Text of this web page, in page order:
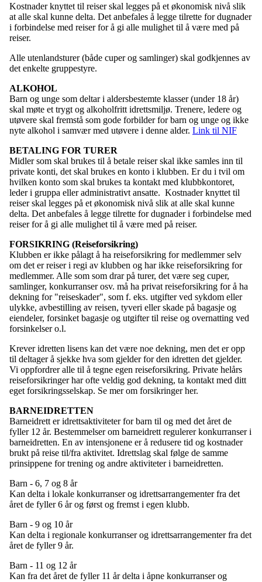
Kostnader knyttet til reiser skal legges på et økonomisk nivå slik
at alle skal kunne delta. Det anbefales å legge tilrette for dugnader
i forbindelse med reiser for å gi alle mulighet til å være med på
reiser.
Alle utenlandsturer (både cuper og samlinger) skal godkjennes av
det enkelte gruppestyre.
ALKOHOL
Barn og unge som deltar i aldersbestemte klasser (under 18 år)
skal møte et trygt og alkoholfritt idrettsmiljø. Trenere, ledere og
utøvere skal fremstå som gode forbilder for barn og unge og ikke
nyte alkohol i samvær med utøvere i denne alder. Link til NIF
BETALING FOR TURER
Midler som skal brukes til å betale reiser skal ikke samles inn til
private konti, det skal brukes en konto i klubben. Er du i tvil om
hvilken konto som skal brukes ta kontakt med klubbkontoret,
leder i gruppa eller administrativt ansatte. Kostnader knyttet til
reiser skal legges på et økonomisk nivå slik at alle skal kunne
delta. Det anbefales å legge tilrette for dugnader i forbindelse med
reiser for å gi alle mulighet til å være med på reiser.
FORSIKRING (Reiseforsikring)
Klubben er ikke pålagt å ha reiseforsikring for medlemmer selv
om det er reiser i regi av klubben og har ikke reiseforsikring for
medlemmer. Alle som som drar på turer, det være seg cuper,
samlinger, konkurranser osv. må ha privat reiseforsikring for å ha
dekning for "reiseskader", som f. eks. utgifter ved sykdom eller
ulykke, avbestilling av reisen, tyveri eller skade på bagasje og
eiendeler, forsinket bagasje og utgifter til reise og overnatting ved
forsinkelser o.l.
Krever idretten lisens kan det være noe dekning, men det er opp
til deltager å sjekke hva som gjelder for den idretten det gjelder.
Vi oppfordrer alle til å tegne egen reiseforsikring. Private helårs
reiseforsikringer har ofte veldig god dekning, ta kontakt med ditt
eget forsikringsselskap. Se mer om forsikringer her.
BARNEIDRETTEN
Barneidrett er idrettsaktiviteter for barn til og med det året de
fyller 12 år. Bestemmelser om barneidrett regulerer konkurranser i
barneidretten. En av intensjonene er å redusere tid og kostnader
brukt på reise til/fra aktivitet. Idrettslag skal følge de samme
prinsippene for trening og andre aktiviteter i barneidretten.
Barn - 6, 7 og 8 år
Kan delta i lokale konkurranser og idrettsarrangementer fra det
året de fyller 6 år og først og fremst i egen klubb.
Barn - 9 og 10 år
Kan delta i regionale konkurranser og idrettsarrangementer fra det
året de fyller 9 år.
Barn - 11 og 12 år
Kan fra det året de fyller 11 år delta i åpne konkurranser og